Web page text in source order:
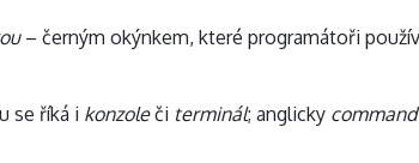
– černým okýnkem, které programátoři
se říká i konzoleči terminál; anglicky